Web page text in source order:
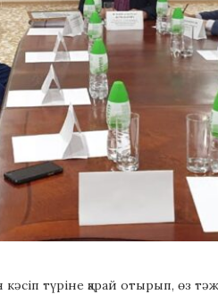
түріне қарай отырып, өз